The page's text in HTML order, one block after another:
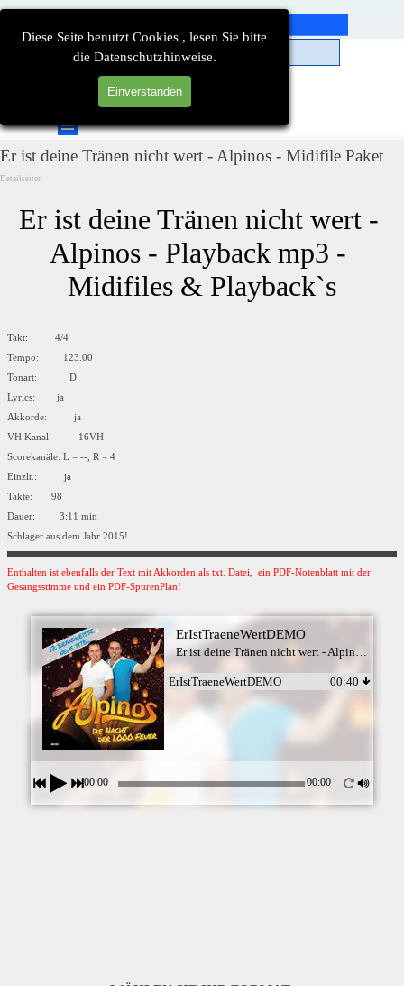
Diese Seite benutzt Cookies , lesen Sie bitte
die Datenschutzhinweise.
Einverstanden
Direkt zum Seiteninhalt
Menü überspringen
Er ist deine Tränen nicht wert - Alpinos - Midifile Paket
Detailseiten
Er ist deine Tränen nicht wert -
Alpinos - Playback mp3 -
Midifiles & Playback`s
Takt: 4/4
Tempo: 123.00
Tonart: D
Lyrics: ja
Akkorde: ja
VH Kanal: 16VH
Scorekanäle: L = --, R = 4
Einzlr.: ja
Takte: 98
Dauer: 3:11 min
Schlager aus dem Jahr 2015!
Enthalten ist ebenfalls der Text mit Akkorden als txt. Datei, ein PDF-Notenblatt mit der
Gesangsstimme und ein PDF-SpurenPlan!
ErIstTraeneWertDEMO
ErIstTraeneWertDEMO 00:40
00:00 00:00